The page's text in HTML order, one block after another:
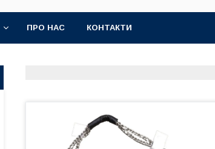
ПРО НАС КОНТАКТИ